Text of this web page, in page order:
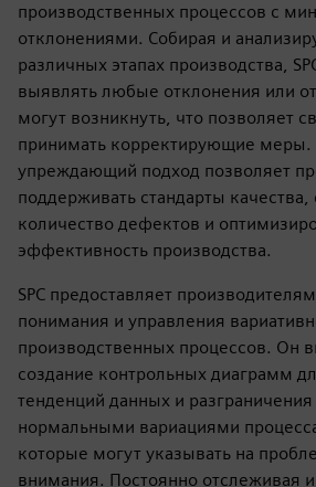
производственных процессов с
отклонениями. Собирая и
различных этапах производства,
выявлять любые отклонения или
могут возникнуть, что позволяет
принимать корректирующие меры.
упреждающий подход позволяет
поддерживать стандарты качества,
количество дефектов и
эффективность производства.
SPC предоставляет
понимания и управления
производственных процессов. Он
создание контрольных диаграмм
тенденций данных и
нормальными вариациями
которые могут указывать на
внимания. Постоянно отслеживая и